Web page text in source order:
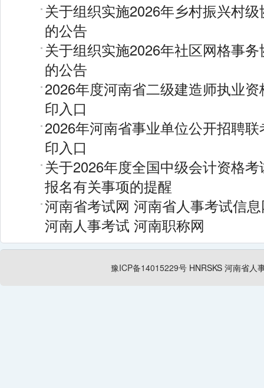
关于组织实施2026年乡村振兴村
的公告
关于组织实施2026年社区网格事
的公告
2026年度河南省二级建造师执业
印入口
2026年河南省事业单位公开招聘
印入口
关于2026年度全国中级会计资格
报名有关事项的提醒
河南省考试网 河南省人事考试信
河南人事考试 河南职称网
豫ICP备14015229号 HNRSKS 河南省人